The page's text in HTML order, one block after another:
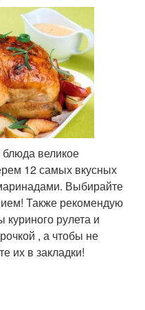
блюда великое
12 самых вкусных
Выбирайте
Также рекомендую
рулета и
, а чтобы не
их в закладки!